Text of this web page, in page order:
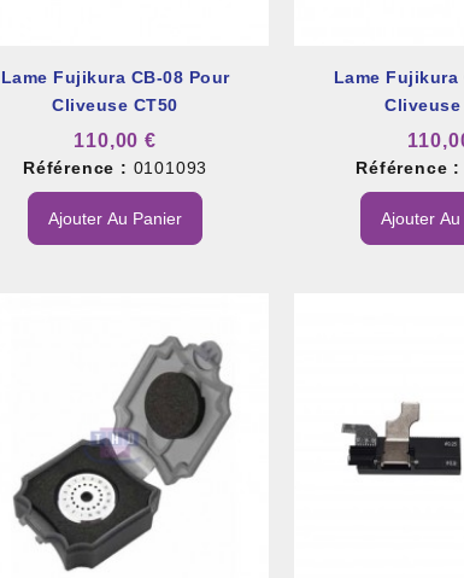
Lame Fujikura CB-08 Pour
Cliveuse CT50
110,00 €
Référence : 0101093
Ajouter Au Panier
Lame Fujikura
Cliveuse
Référence :
Ajouter